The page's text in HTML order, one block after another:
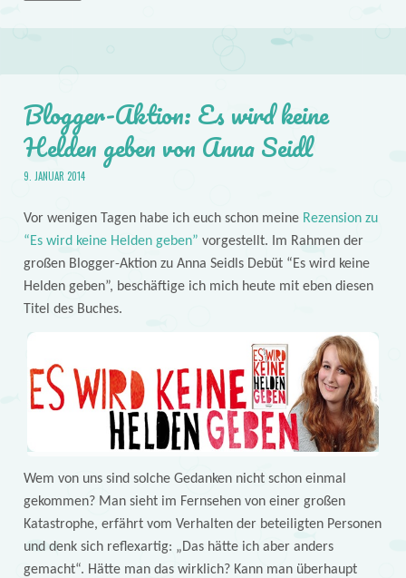
Blogger-Aktion: Es wird keine
Helden geben von Anna Seidl
9. JANUAR 2014
Vor wenigen Tagen habe ich euch schon meine Rezension zu
“Es wird keine Helden geben” vorgestellt. Im Rahmen der
großen Blogger-Aktion zu Anna Seidls Debüt “Es wird keine
Helden geben”, beschäftige ich mich heute mit eben diesen
Titel des Buches.
Wem von uns sind solche Gedanken nicht schon einmal
gekommen? Man sieht im Fernsehen von einer großen
Katastrophe, erfährt vom Verhalten der beteiligten Personen
und denk sich reflexartig: „Das hätte ich aber anders
gemacht“. Hätte man das wirklich? Kann man überhaupt